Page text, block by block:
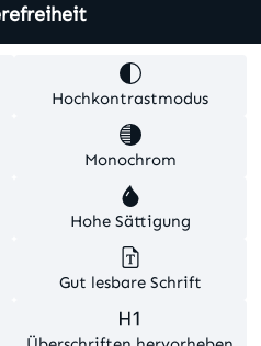
Mehrwertsteuer zzgl.
Artikelangaben sind
und ohne Gewähr.
vorbehalten. Theme by
Hochkontrastmodus
Monochrom
Hohe Sättigung
Gut lesbare Schrift
um eine bestmögliche